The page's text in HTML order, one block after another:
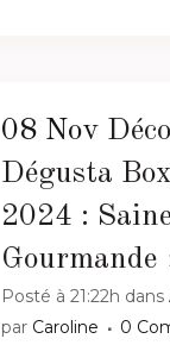
08 Nov
Dégusta
2024 :
Gourmande
Posté à 21:22h dans
par Caroline 0